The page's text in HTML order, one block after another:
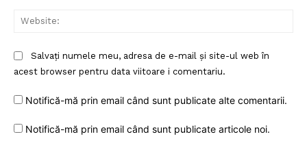
Un proiect
FREEDOM HOUSE ROMÂNIA
Salvați numele meu, adresa de e-mail și site-ul web în
acest browser pentru data viitoare i comentariu.
Notifică-mă prin email când sunt publicate alte comentarii.
Notifică-mă prin email când sunt publicate articole noi.